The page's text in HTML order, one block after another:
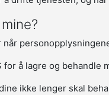
å lagre og behandle
ikke lenger skal